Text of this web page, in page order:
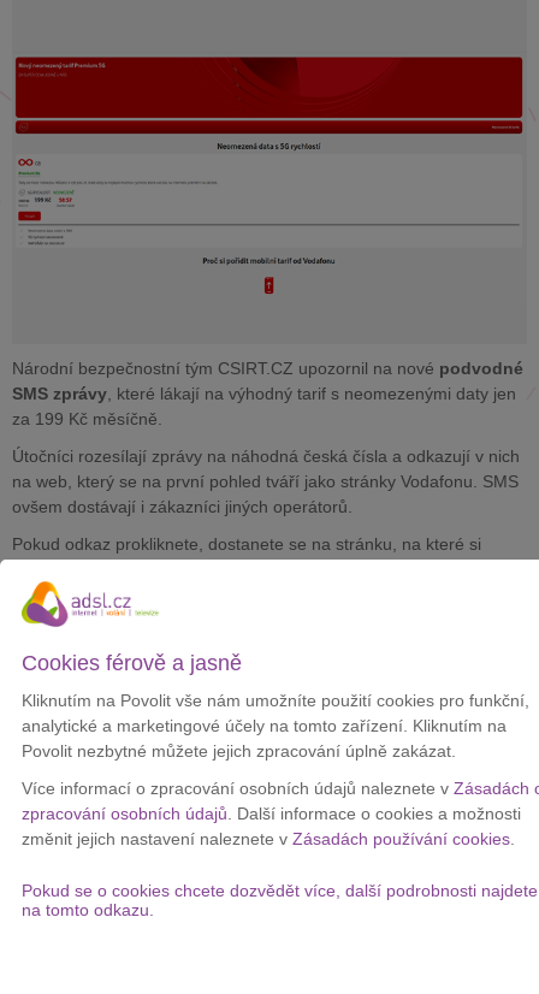
Národní bezpečnostní tým CSIRT.CZ upozornil na nové podvodné
SMS zprávy , které lákají na výhodný tarif s neomezenými daty jen
za 199 Kč měsíčně.
Útočníci rozesílají zprávy na náhodná česká čísla a odkazují v nich
na web, který se na první pohled tváří jako stránky Vodafonu. SMS
ovšem dostávají i zákazníci jiných operátorů.
Pokud odkaz prokliknete, dostanete se na stránku, na které si
rychlostí.
Místo původních 1 307 Kč podvodníci inzerují tarif za
Nabídka je přitomomezená na pouhou jednu hodinu
donutili uživatele rychle kliknout a objednat.
Pokud ale nátlaku podlehnete a poskytnete požadované údaje,
můžete přijít o nemalé peníze.
„Jedná se o phishingovou stránku, která po uživatelích požaduje
přihlášení k jejich bankovním účtům. Uživatelům doporučujeme na
podezřelé nabídky z neznámých čísel nereagovat,“stojí
Foto: CSIRT.CZ
Cookies férově a jasně
Kliknutím na Povolit vše nám umožníte použití cookies pro funkční,
analytické a marketingové účely na tomto zařízení. Kliknutím na
Povolit nezbytné můžete jejich zpracování úplně zakázat.
Více informací o zpracování osobních údajů naleznete v Zásadách
zpracování osobních údajů . Další informace o cookies a možnosti
změnit jejich nastavení naleznete v Zásadách používání cookies.
Pokud se o cookies chcete dozvědět více, další podrobnosti najdete
na tomto odkazu.